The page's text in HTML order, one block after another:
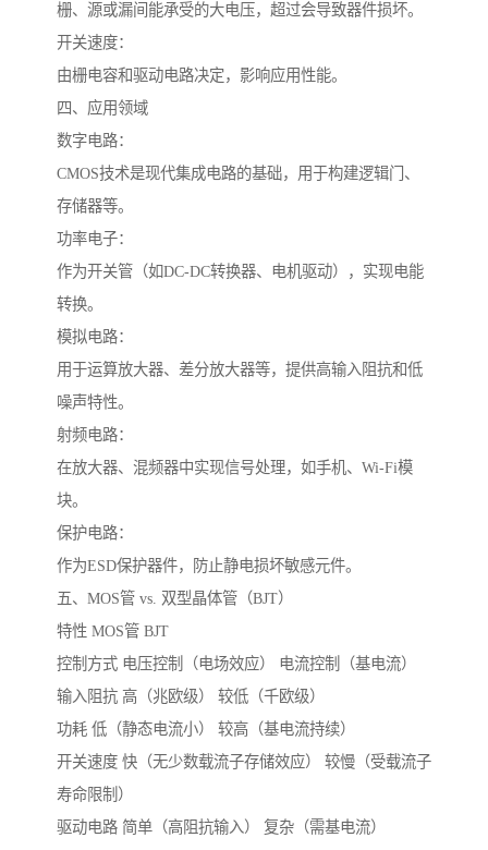
栅、源或漏间能承受的大电压，超过会导致器件损坏。
开关速度：
由栅电容和驱动电路决定，影响应用性能。
四、应用领域
数字电路：
CMOS技术是现代集成电路的基础，用于构建逻辑门、
存储器等。
功率电子：
作为开关管（如DC-DC转换器、电机驱动），实现电能
转换。
模拟电路：
用于运算放大器、差分放大器等，提供高输入阻抗和低
噪声特性。
射频电路：
在放大器、混频器中实现信号处理，如手机、Wi-Fi模
块。
保护电路：
作为ESD保护器件，防止静电损坏敏感元件。
五、MOS管 vs. 双型晶体管（BJT）
特性 MOS管 BJT
控制方式 电压控制（电场效应） 电流控制（基电流）
输入阻抗 高（兆欧级） 较低（千欧级）
功耗 低（静态电流小） 较高（基电流持续）
开关速度 快（无少数载流子存储效应） 较慢（受载流子
寿命限制）
驱动电路 简单（高阻抗输入） 复杂（需基电流）